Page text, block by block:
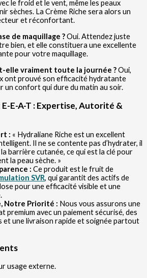
le froid et le vent, même les peaux
sèches. La Crème Riche sera alors un
et réconfortant.
de maquillage ?Oui. Attendez juste
bien, et elle constituera une excellente
pour votre maquillage.
elle vraiment toute la journée ?Oui,
ont prouvé son efficacité hydratante
un confort qui dure du matin au soir.
E-A-T : Expertise, Autorité &
: « Hydraliane Riche est un excellent
Il ne se contente pas d’hydrater, il
barrière cutanée, ce qui est la clé pour
la peau sèche. »
: Ce produit est le fruit de
SVR, qui garantit des actifs de
pour une efficacité visible et une
Notre Priorité : Nous vous assurons une
premium avec un paiement sécurisé, des
et une livraison rapide et soignée partout
usage externe.